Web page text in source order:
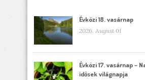
Évközi 18. vasárnap
2026. August 01
Évközi 17. vasárnap –
idősek világnapja